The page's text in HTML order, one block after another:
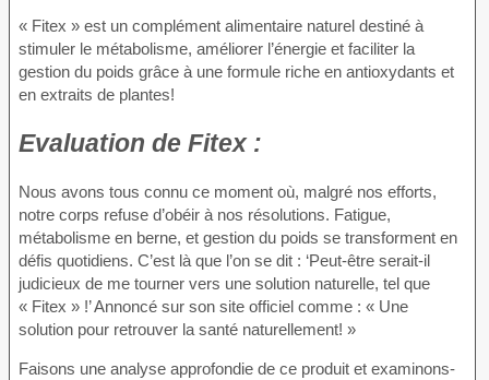
« Fitex » est un complément alimentaire naturel destiné à
stimuler le métabolisme, améliorer l’énergie et faciliter la
gestion du poids grâce à une formule riche en antioxydants et
en extraits de plantes!
Evaluation de Fitex :
Nous avons tous connu ce moment où, malgré nos efforts,
notre corps refuse d’obéir à nos résolutions. Fatigue,
métabolisme en berne, et gestion du poids se transforment en
défis quotidiens. C’est là que l’on se dit : ‘Peut-être serait-il
judicieux de me tourner vers une solution naturelle, tel que
« Fitex » !’ Annoncé sur son site officiel comme : « Une
solution pour retrouver la santé naturellement! »
Faisons une analyse approfondie de ce produit et examinons-